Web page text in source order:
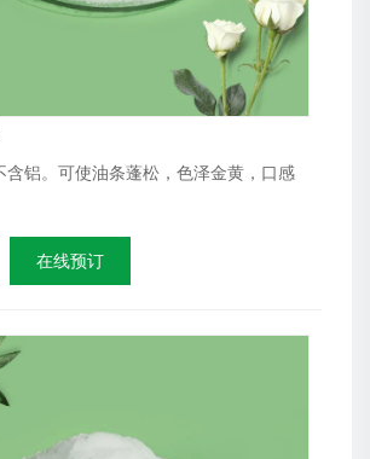
含铝。可使油条蓬松，色泽金黄，口感
在线预订